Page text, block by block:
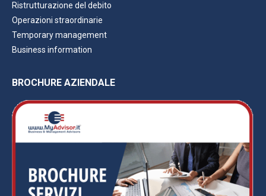
Ristrutturazione del debito
Operazioni straordinarie
Temporary management
Business information
BROCHURE AZIENDALE